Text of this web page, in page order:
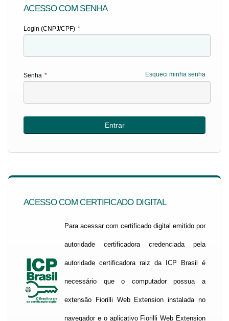
ACESSO COM SENHA
Login (CNPJ/CPF) *
Esqueci minha senha
Senha *
ACESSO COM CERTIFICADO DIGITAL
Para acessar com certificado digital emitido por
autoridade certificadora credenciada pela
autoridade certificadora raiz da ICP Brasil é
necessário que o computador possua a
extensão Fiorilli Web Extension instalada no
navegador e o aplicativo Fiorilli Web Extension